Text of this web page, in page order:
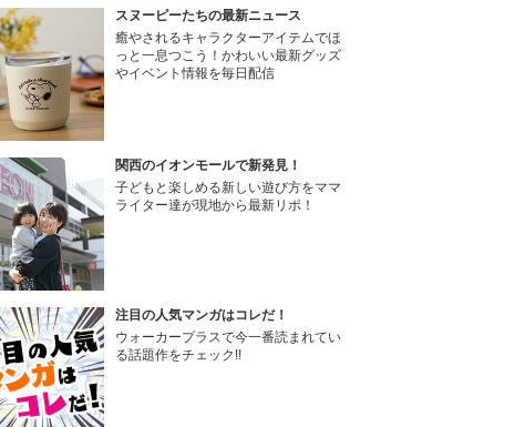
スヌーピーたちの最新ニュース
癒やされるキャラクターアイテムでほ
っと一息つこう！かわいい最新グッズ
やイベント情報を毎日配信
関西のイオンモールで新発見！
子どもと楽しめる新しい遊び方をママ
ライター達が現地から最新リポ！
注目の人気マンガはコレだ！
ウォーカープラスで今一番読まれてい
る話題作をチェック!!